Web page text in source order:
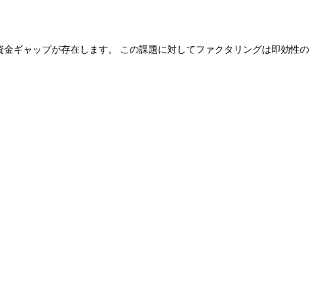
金ギャップが存在します。 この課題に対してファクタリングは即効性の